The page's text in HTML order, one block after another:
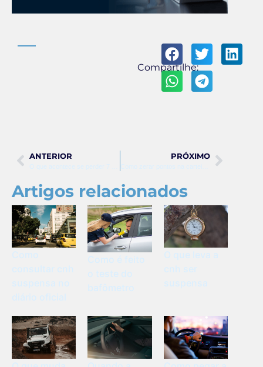
Compartilhe:
ANTERIOR PRÓXIMO
Artigos relacionados